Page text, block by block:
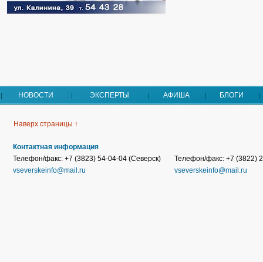
НОВОСТИ ЭКСПЕРТЫ АФИША БЛОГИ
Наверх страницы ↑
Контактная информация
Телефон/факс: +7 (3823) 54-04-04 (Северск)
vseverskeinfo@mail.ru
Телефон/факс: +7 (3822)
vseverskeinfo@mail.ru